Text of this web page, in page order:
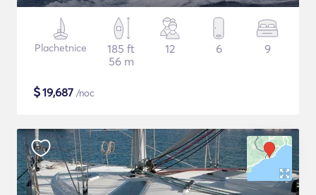
Plachetnice
185 ft
56 m
12 6 9
$19,687 /noc